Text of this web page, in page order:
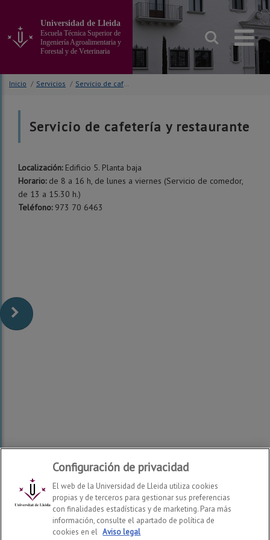
contenido
principal
página
Universidad de Lleida
Escuela Técnica Superior de
Ingeniería Agroalimentaria y
Forestal y de Veterinaria
Inicio / Servicios / Servicio de cafetería y restaurante
Servicio de cafetería y restaurante
Localización:Edificio 5. Planta baja
Horario:de 8 a 16 h, de lunes a viernes (Servicio de comedor,
de 13 a 15.30 h.)
Teléfono:973 70 6463
Escuela Técnica Superior de Ingeniería Agroalimentaria y
Configuración de privacidad
El web de la Universidad de Lleida utiliza cookies
propias y de terceros para gestionar sus preferencias
con finalidades estadísticas y de marketing. Para más
información, consulte el apartado de política de
cookies en el Aviso legal